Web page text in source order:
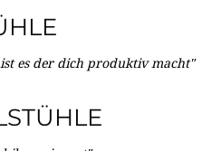
es der dich produktiv macht"